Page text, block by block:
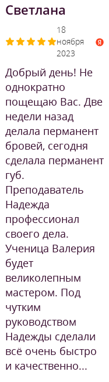
Светлана
18
ноября
2023
Добрый день! Не
однократно
пощещаю Вас. Две
недели назад
делала перманент
бровей, сегодня
сделала перманент
губ.
Преподаватель
Надежда
профессионал
своего дела.
Ученица Валерия
будет
великолепным
мастером. Под
чутким
руководством
Надежды сделали
всё очень быстро
и качественно...